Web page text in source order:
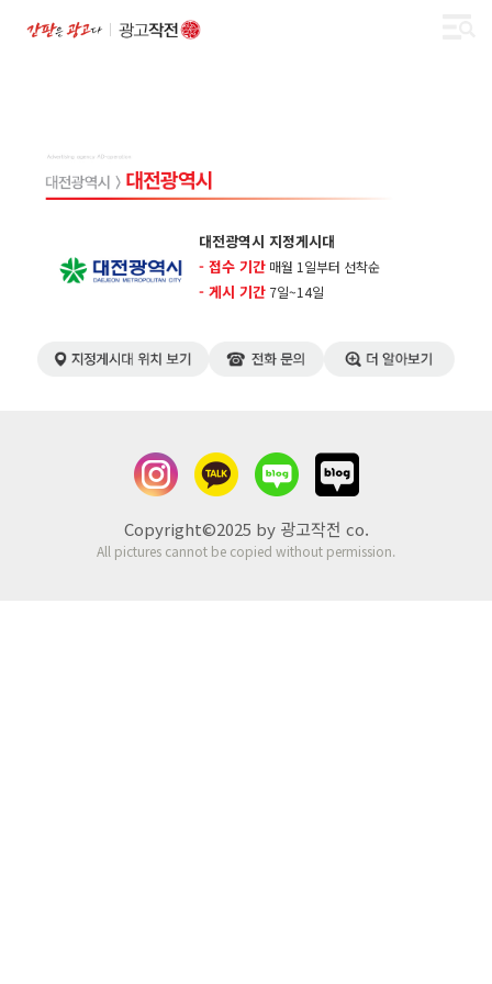
대전광역시 지정게시대
- 접수 기간 매월 1일부터 선착순
- 게시 기간 ​7일~14일
Copyright©2025 by 광고작전 co.
All pictures cannot be copied without permission.